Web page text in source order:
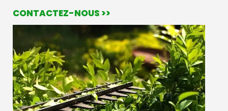
CONTACTEZ-NOUS >>